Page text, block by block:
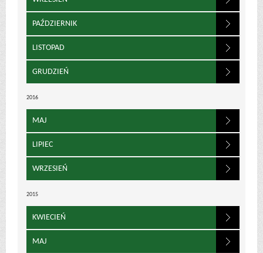
PAŹDZIERNIK
LISTOPAD
GRUDZIEŃ
2016
MAJ
LIPIEC
WRZESIEŃ
2015
KWIECIEŃ
MAJ